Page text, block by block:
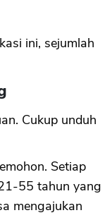
ini, sejumlah
Cukup unduh
Setiap
55 tahun yang
mengajukan